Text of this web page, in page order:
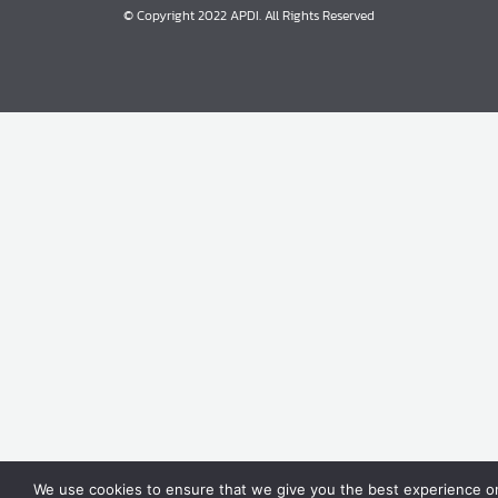
© Copyright 2022 APDI. All Rights Reserved
We use cookies to ensure that we give you the best experience